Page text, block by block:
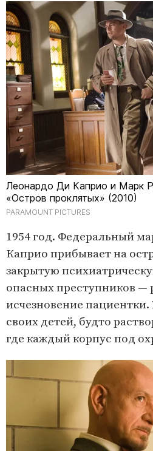
Леонардо Ди Каприо и Марк
«Остров проклятых» (2010)
PARAMOUNT PICTURES
1954 год. Федеральный
Каприо прибывает на
закрытую
опасных преступников —
исчезновение
своих детей, будто
где каждый корпус под